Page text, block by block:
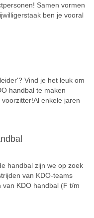
Samen vormen
ben je vooral
Vind je het leuk om
handbal te maken
enkele jaren
handbal zijn we op zoek
van KDO-teams
KDO handbal (F t/m